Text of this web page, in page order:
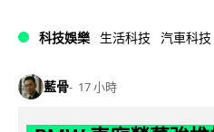
科技娛樂 生活科技 汽車科技
藍骨 17 小時